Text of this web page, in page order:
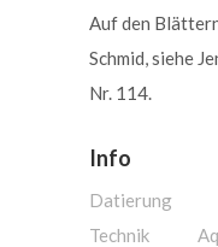
Auf den
Schmid, siehe
Nr. 114.
Info
Datierung
Technik